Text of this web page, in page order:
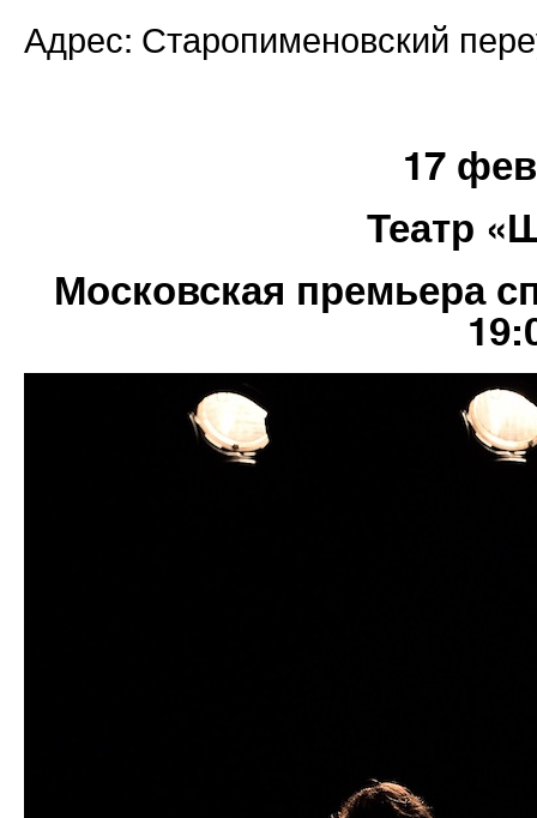
Адрес: Старопименовский
17
Театр
Московская премьера